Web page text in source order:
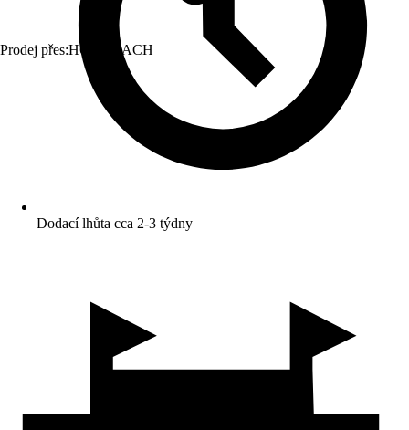
Prodej přes:HORNBACH
Dodací lhůta cca 2-3 týdny